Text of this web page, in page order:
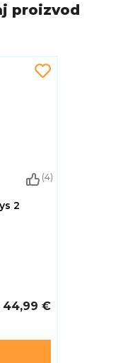
proizvod
(4)
2
44,99 €